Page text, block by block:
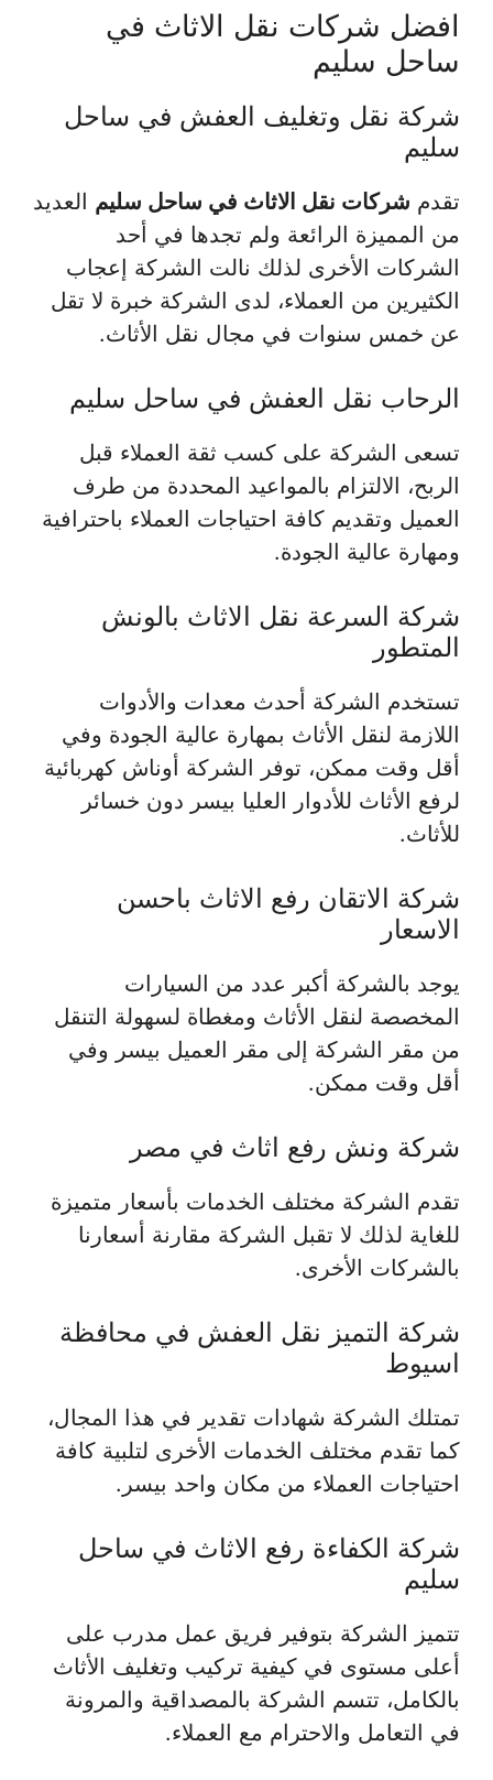
افضل شركات نقل الاثاث في
ساحل سليم
شركة نقل وتغليف العفش في ساحل
سليم
تقدم شركات نقل الاثاث في ساحل سليم العديد
من المميزة الرائعة ولم تجدها في أحد
الشركات الأخرى لذلك نالت الشركة إعجاب
الكثيرين من العملاء، لدى الشركة خبرة لا تقل
عن خمس سنوات في مجال نقل الأثاث.
الرحاب نقل العفش في ساحل سليم
تسعى الشركة على كسب ثقة العملاء قبل
الربح، الالتزام بالمواعيد المحددة من طرف
العميل وتقديم كافة احتياجات العملاء باحترافية
ومهارة عالية الجودة.
شركة السرعة نقل الاثاث بالونش
المتطور
تستخدم الشركة أحدث معدات والأدوات
اللازمة لنقل الأثاث بمهارة عالية الجودة وفي
أقل وقت ممكن، توفر الشركة أوناش كهربائية
لرفع الأثاث للأدوار العليا بيسر دون خسائر
للأثاث.
شركة الاتقان رفع الاثاث باحسن
الاسعار
يوجد بالشركة أكبر عدد من السيارات
المخصصة لنقل الأثاث ومغطاة لسهولة التنقل
من مقر الشركة إلى مقر العميل بيسر وفي
أقل وقت ممكن.
شركة ونش رفع اثاث في مصر
تقدم الشركة مختلف الخدمات بأسعار متميزة
للغاية لذلك لا تقبل الشركة مقارنة أسعارنا
بالشركات الأخرى.
شركة التميز نقل العفش في محافظة
اسيوط
تمتلك الشركة شهادات تقدير في هذا المجال،
كما تقدم مختلف الخدمات الأخرى لتلبية كافة
احتياجات العملاء من مكان واحد بيسر.
شركة الكفاءة رفع الاثاث في ساحل
سليم
تتميز الشركة بتوفير فريق عمل مدرب على
أعلى مستوى في كيفية تركيب وتغليف الأثاث
بالكامل، تتسم الشركة بالمصداقية والمرونة
في التعامل والاحترام مع العملاء.